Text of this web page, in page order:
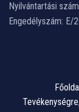
Nyilvántartási
Engedélyszám: E/
Főoldal